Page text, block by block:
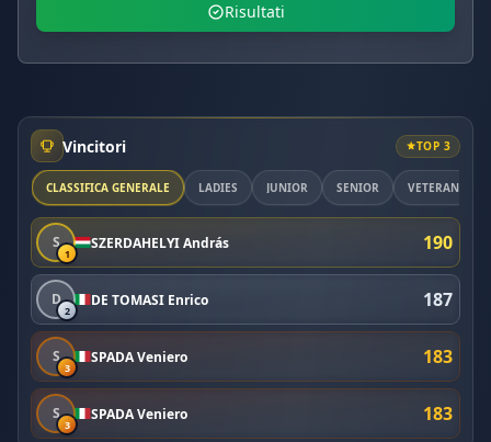
Risultati
Vincitori TOP 3
CLASSIFICA GENERALE LADIES JUNIOR SENIOR VETERAN
S
1
SZERDAHELYI András 190
D
2
DE TOMASI Enrico 187
S
3
SPADA Veniero 183
S
3
SPADA Veniero 183